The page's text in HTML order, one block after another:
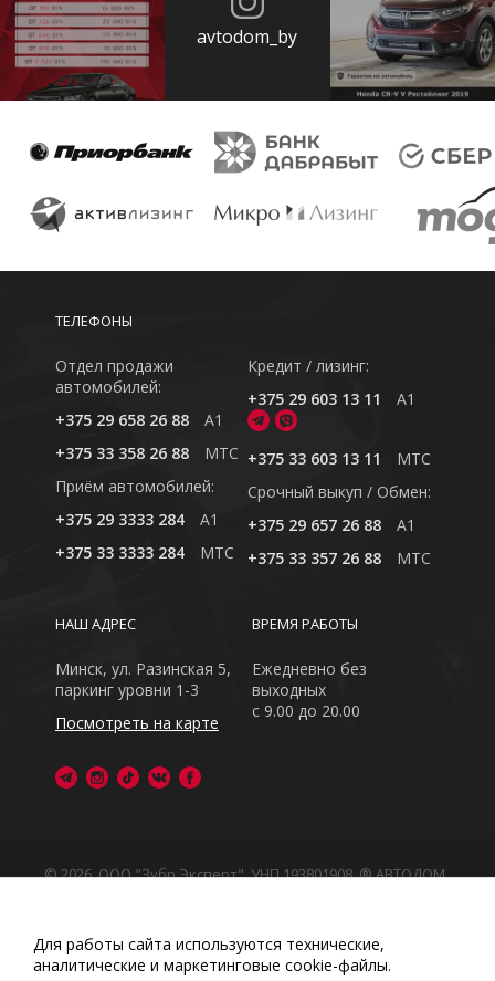
avtodom_by
ТЕЛЕФОНЫ
Отдел продажи
автомобилей:
+375 29 658 26 88
A1
+375 33 358 26 88
MTC
Приём автомобилей:
+375 29 3333 284
A1
+375 33 3333 284
MTC
Кредит / лизинг:
+375 29 603 13 11
A1
+375 33 603 13 11
MTC
Cрочный выкуп / Обмен:
+375 29 657 26 88
A1
+375 33 357 26 88
MTC
ВРЕМЯ РАБОТЫ
Ежедневно без
выходных
с 9.00 до 20.00
НАШ АДРЕС
Минск, ул. Разинская 5,
паркинг уровни 1-3
Посмотреть на карте
© 2026, ООО "Зубр Эксперт", УНП 193801908. ® АВТОДОМ
Обращаем Ваше внимание на то, что данный интернет-
сайт носит исключительно информационный характер
Любое использование либо копирование материалов
Для работы сайта используются технические,
аналитические и маркетинговые сооkіе-файлы.